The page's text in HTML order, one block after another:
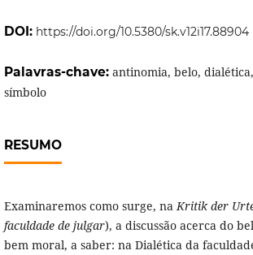
DOI: https://doi.org/10.5380/sk.v12i17.88904
Palavras-chave: antinomia, belo,
símbolo
RESUMO
Examinaremos como surge, naKritik der
faculdade de julgar), a discussão acerca do
bem moral, a saber: na Dialética da